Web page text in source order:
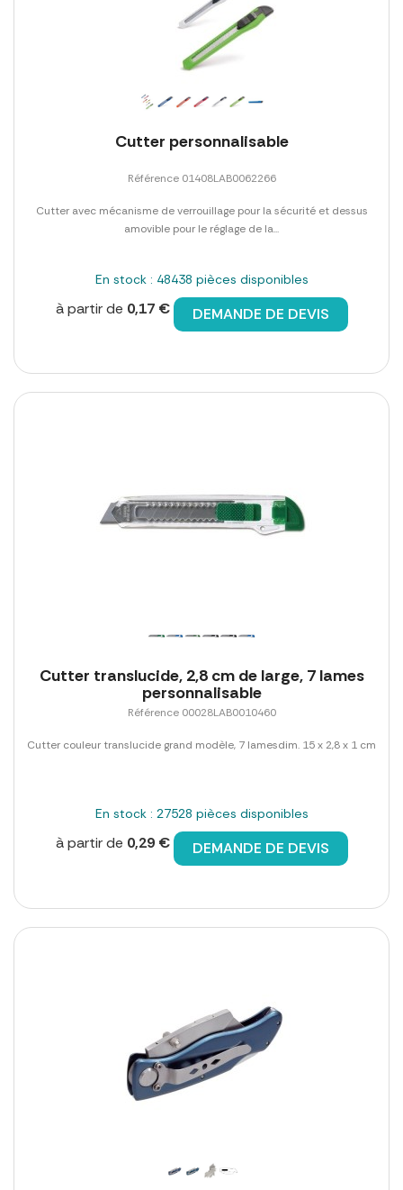
Cutter personnalisable
Référence 01408LAB0062266
Cutter avec mécanisme de verrouillage pour la sécurité et dessus
amovible pour le réglage de la...
En stock : 48438 pièces disponibles
à partir de 0,17 € DEMANDE DE DEVIS
Cutter translucide, 2,8 cm de large, 7 lames
personnalisable
Référence 00028LAB0010460
Cutter couleur translucide grand modèle, 7 lamesdim. 15 x 2,8 x 1 cm
En stock : 27528 pièces disponibles
à partir de 0,29 € DEMANDE DE DEVIS